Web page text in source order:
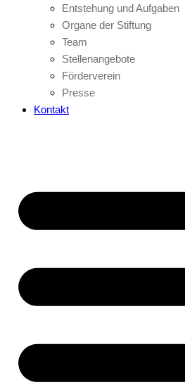
Entstehung und Aufgaben
Organe der Stiftung
Team
Stellenangebote
Förderverein
Presse
Kontakt